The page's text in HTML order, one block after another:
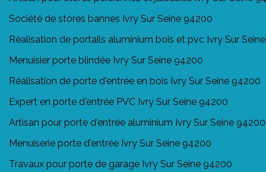
Société de stores bannes Ivry Sur Seine 94200
Réalisation de portails aluminium bois et pvc Ivry Sur
Menuisier porte blindée Ivry Sur Seine 94200
Réalisation de porte d'entrée en bois Ivry Sur Seine 94200
Expert en porte d'entrée PVC Ivry Sur Seine 94200
Artisan pour porte d'entrée aluminium Ivry Sur Seine 94200
Menuiserie porte d'entrée Ivry Sur Seine 94200
Travaux pour porte de garage Ivry Sur Seine 94200